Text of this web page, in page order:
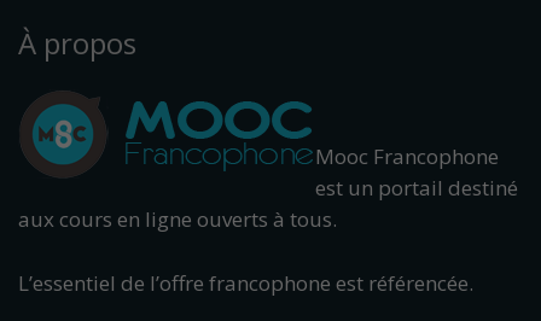
À propos
Mooc Francophone
est un portail destiné
aux cours en ligne ouverts à tous.
L’essentiel de l’offre francophone est référencée.